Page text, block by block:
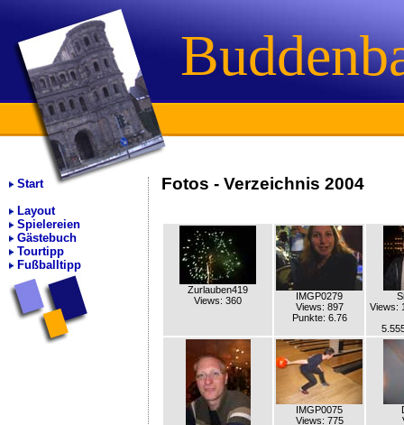
Start
Layout
Spielereien
Gästebuch
Tourtipp
Fußballtipp
Fotos - Verzeichnis 2004
Zurlauben419
Views: 360
IMGP0279
Views: 897
Punkte: 6.76
Views:
IMGP0075
Views: 775